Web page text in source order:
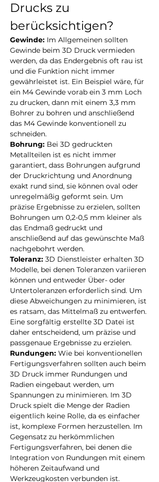
Drucks zu
berücksichtigen?
Gewinde: Im Allgemeinen sollten
Gewinde beim 3D Druck vermieden
werden, da das Endergebnis oft rau ist
und die Funktion nicht immer
gewährleistet ist. Ein Beispiel wäre, für
ein M4 Gewinde vorab ein 3 mm Loch
zu drucken, dann mit einem 3,3 mm
Bohrer zu bohren und anschließend
das M4 Gewinde konventionell zu
schneiden.
Bohrung: Bei 3D gedruckten
Metallteilen ist es nicht immer
garantiert, dass Bohrungen aufgrund
der Druckrichtung und Anordnung
exakt rund sind, sie können oval oder
unregelmäßig geformt sein. Um
präzise Ergebnisse zu erzielen, sollten
Bohrungen um 0,2-0,5 mm kleiner als
das Endmaß gedruckt und
anschließend auf das gewünschte Maß
nachgebohrt werden.
Toleranz: 3D Dienstleister erhalten 3D
Modelle, bei denen Toleranzen variieren
können und entweder Über- oder
Untertoleranzen erforderlich sind. Um
diese Abweichungen zu minimieren, ist
es ratsam, das Mittelmaß zu entwerfen.
Eine sorgfältig erstellte 3D Datei ist
daher entscheidend, um präzise und
passgenaue Ergebnisse zu erzielen.
Rundungen: Wie bei konventionellen
Fertigungsverfahren sollten auch beim
3D Druck immer Rundungen und
Radien eingebaut werden, um
Spannungen zu minimieren. Im 3D
Druck spielt die Menge der Radien
eigentlich keine Rolle, da es einfacher
ist, komplexe Formen herzustellen. Im
Gegensatz zu herkömmlichen
Fertigungsverfahren, bei denen die
Integration von Rundungen mit einem
höheren Zeitaufwand und
Werkzeugkosten verbunden ist.